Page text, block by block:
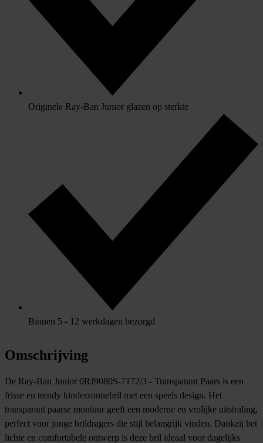
Originele Ray-Ban Junior glazen op sterkte
Binnen 5 - 12 werkdagen bezorgd
Omschrijving
De Ray-Ban Junior 0RJ9080S-7172/3 - Transparant Paars is een
frisse en trendy kinderzonnebril met een speels design. Het
transparant paarse montuur geeft een moderne en vrolijke uitstraling,
perfect voor jonge brildragers die stijl belangrijk vinden. Dankzij het
lichte en comfortabele ontwerp is deze bril ideaal voor dagelijks